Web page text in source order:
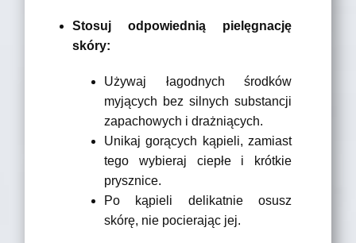
Stosuj odpowiednią pielęgnację
skóry:
Używaj łagodnych środków
myjących bez silnych substancji
zapachowych i drażniących.
Unikaj gorących kąpieli, zamiast
tego wybieraj ciepłe i krótkie
prysznice.
Po kąpieli delikatnie osusz
skórę, nie pocierając jej.